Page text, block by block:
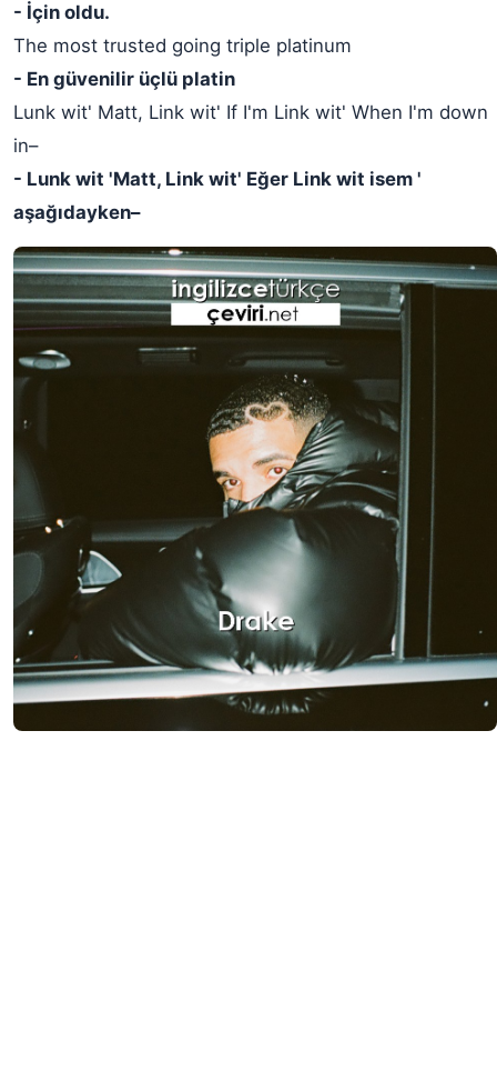
- İçin oldu.
The most trusted going triple platinum
- En güvenilir üçlü platin
Lunk wit' Matt, Link wit' If I'm Link wit' When I'm down
in–
- Lunk wit 'Matt, Link wit' Eğer Link wit isem '
aşağıdayken–